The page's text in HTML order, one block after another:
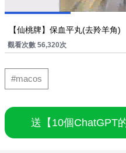
【仙桃牌】保血平丸(去羚羊角)
觀看次數 56,320次
#macos
送【10個ChatGPT